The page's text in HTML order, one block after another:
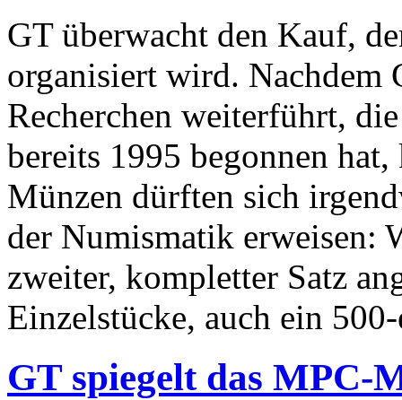
GT überwacht den Kauf,
organisiert wird. Nachdem
Recherchen weiterführt,
bereits 1995 begonnen
Münzen dürften sich
der Numismatik erweisen:
zweiter, kompletter Satz
Einzelstücke, auch ein
GT spiegelt das MPC-